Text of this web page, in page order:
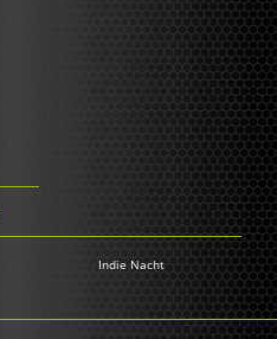
Indie Nacht